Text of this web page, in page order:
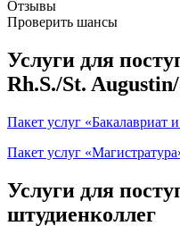
Отзывы
Проверить шансы
Услуги для
Rh.S./St.
Пакет услуг «Бакалавриат
Пакет услуг
Услуги для
штудиенколлег